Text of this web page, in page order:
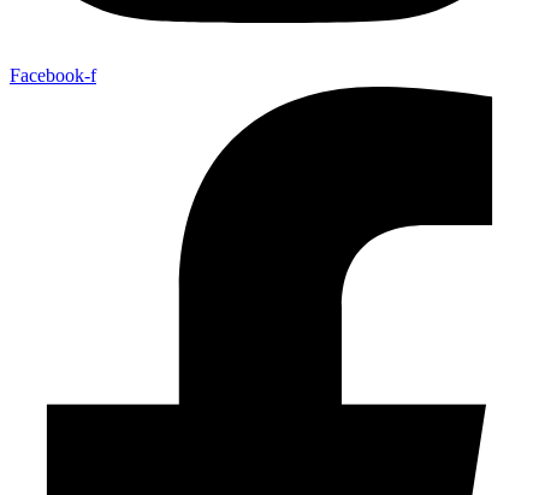
Facebook-f